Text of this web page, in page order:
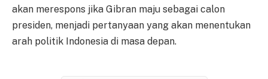
akan merespons jika Gibran maju sebagai calon
presiden, menjadi pertanyaan yang akan menentukan
arah politik Indonesia di masa depan.